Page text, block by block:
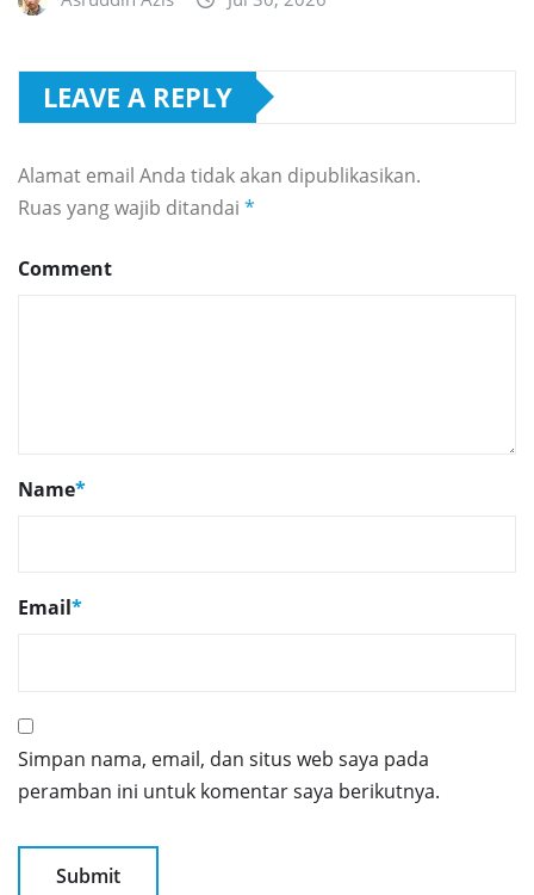
LEAVE A REPLY
Alamat email Anda tidak akan dipublikasikan.
Ruas yang wajib ditandai *
Comment
Name*
Email*
Simpan nama, email, dan situs web saya pada
peramban ini untuk komentar saya berikutnya.